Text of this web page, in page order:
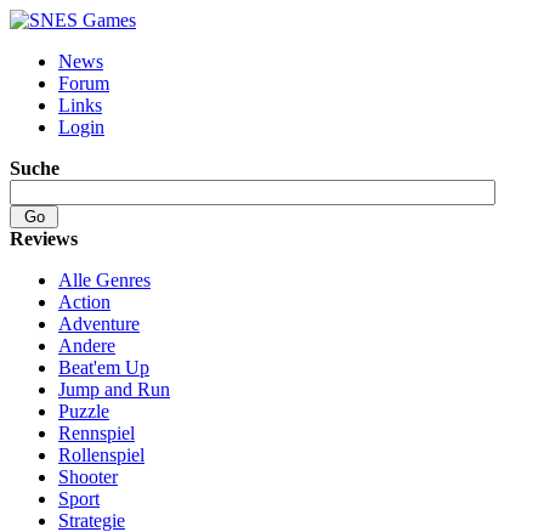
News
Forum
Links
Login
Suche
Reviews
Alle Genres
Action
Adventure
Andere
Beat'em Up
Jump and Run
Puzzle
Rennspiel
Rollenspiel
Shooter
Sport
Strategie